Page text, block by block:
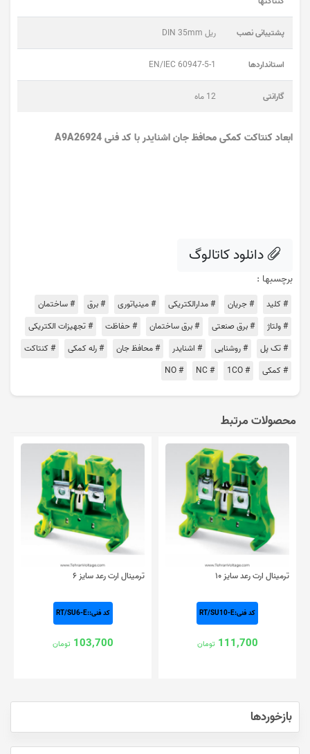
پشتیبانی نصب ریل DIN 35mm
استانداردها EN/IEC 60947-5-1
گارانتی 12 ماه
ابعاد کنتاکت کمکی محافظ جان اشنایدر با کد فنی A9A26924
دانلود کاتالوگ
برچسبها :
# کلید # جریان # مدارالکتریکی # مینیاتوری # برق
# ساختمان
# ولتاژ
# برق صنعتی # برق ساختمان # حفاظت
# تجهیزات الکتریکی
# تک پل
# روشنایی # اشنایدر # محافظ جان # رله کمکی
# کنتاکت
# کمکی
# 1CO
# NC
# NO
محصولات مرتبط
ترمینال ارت رعد سایز ۱۰
کد فنی:RT/SU10-E
111,700 تومان
ترمینال ارت رعد سایز ۶
کد فنی::RT/SU6-E
103,700 تومان
بازخوردها